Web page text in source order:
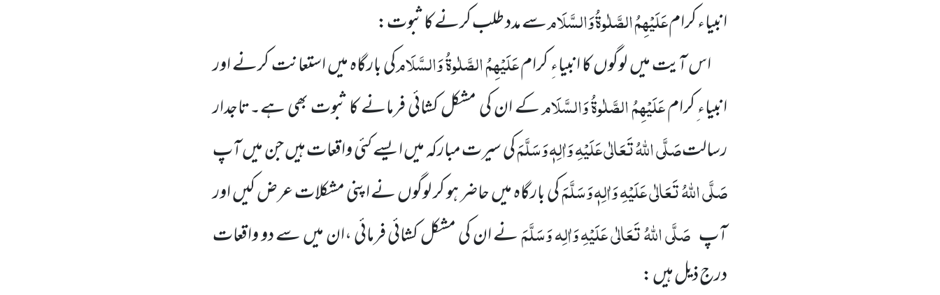
انبیاء کرامعَلَیْہِمُ الصَّلٰوۃُ وَالسَّلَامسے مدد طلب کرنے کا ثبوت:
اس آیت میں لوگوں کا انبیاءِ کرامعَلَیْہِمُ الصَّلٰوۃُ وَالسَّلَامکی بارگاہ میں استعانت کرنے اور
انبیاء ِکرامعَلَیْہِمُ الصَّلٰوۃُ وَالسَّلَامکے ان کی مشکل کشائی فرمانے کا ثبوت بھی ہے۔تاجدار
رسالتصَلَّی اللہُ تَعَالٰی عَلَیْہِ وَاٰلِہٖ وَسَلَّمَکی سیرت مبارکہ میں ایسے کئی واقعات ہیں جن میں آپ
صَلَّی اللہُ تَعَالٰی عَلَیْہِ وَاٰلِہٖ وَسَلَّمَکی بارگاہ میں حاضر ہو کر لوگوں نے اپنی مشکلات عرض کیں اور
آپ صَلَّی اللہُ تَعَالٰی عَلَیْہِ وَاٰلِہ وَسَلَّمَنے ان کی مشکل کشائی فرمائی ،ان میں سے دو واقعات
درج ذیل ہیں :